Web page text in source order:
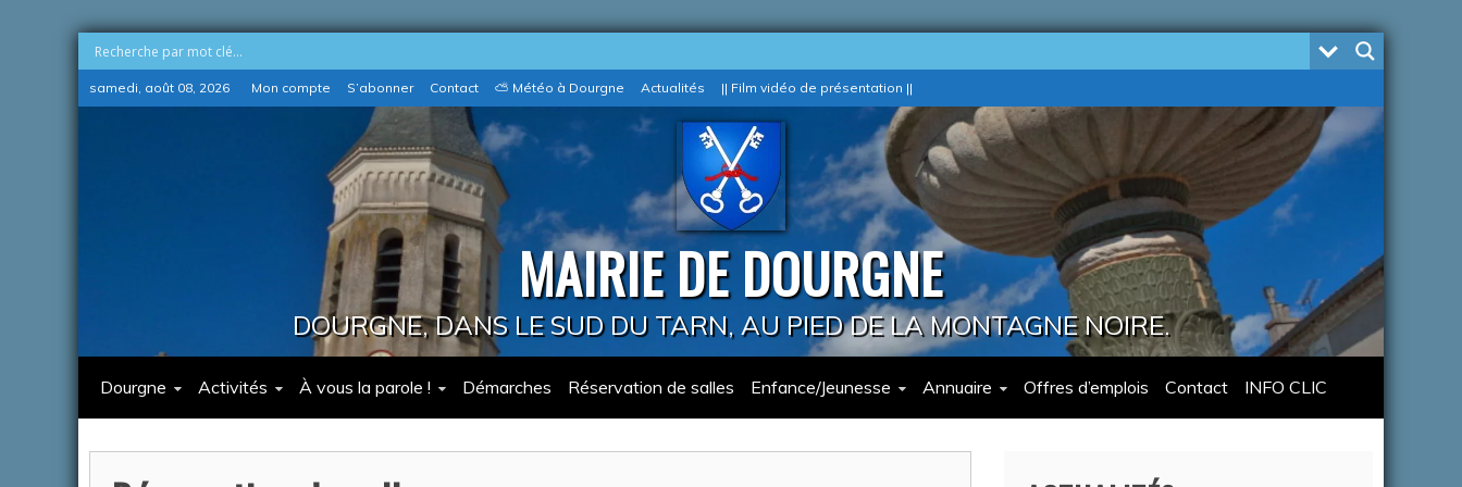
Skip
to
samedi, août 08, 2026 Mon compte S’abonner Contact ⛅ Météo à Dourgne Actualités || Film vidéo de présentation ||
MAIRIE DE DOURGNE
DOURGNE, DANS LE SUD DU TARN, AU PIED DE LA MONTAGNE NOIRE.
Dourgne Activités À vous la parole ! Démarches Réservation de salles Enfance/Jeunesse Annuaire Offres d’emplois Contact INFO CLIC